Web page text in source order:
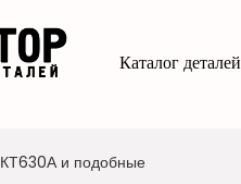
Каталог деталей
КТ630А и подобные